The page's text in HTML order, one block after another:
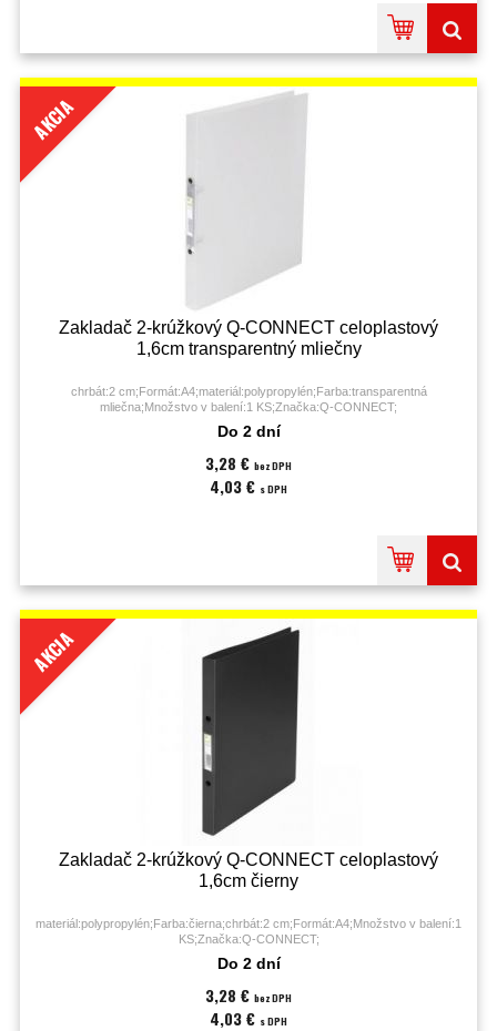
AKCIA
Zakladač 2-krúžkový Q-CONNECT celoplastový
1,6cm transparentný mliečny
chrbát:2 cm;Formát:A4;materiál:polypropylén;Farba:transparentná
mliečna;Množstvo v balení:1 KS;Značka:Q-CONNECT;
Do 2 dní
3,28 € bez DPH
4,03 € s DPH
AKCIA
Zakladač 2-krúžkový Q-CONNECT celoplastový
1,6cm čierny
materiál:polypropylén;Farba:čierna;chrbát:2 cm;Formát:A4;Množstvo v balení:1
KS;Značka:Q-CONNECT;
Do 2 dní
3,28 € bez DPH
4,03 € s DPH